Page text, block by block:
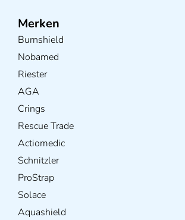
Merken
Burnshield
Nobamed
Riester
AGA
Crings
Rescue Trade
Actiomedic
Schnitzler
ProStrap
Solace
Aquashield